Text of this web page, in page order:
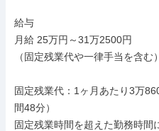
給与
月給 25万円～31万2500円
（固定残業代や一律手当を含む）
固定残業代：1ヶ月あたり3万
間48分）
固定残業時間を超えた勤務時間